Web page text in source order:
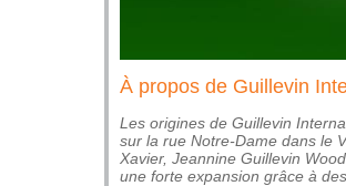
À propos de Guillevin
Les origines de Guillevin
sur la rue Notre-Dame dans le
Xavier, Jeannine Guillevin
une forte expansion grâce à